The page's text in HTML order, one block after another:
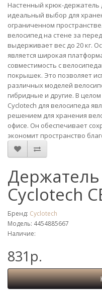
Настенный крюк-держатель
идеальный выбор для
ограниченном
велосипед на стене за
выдерживает вес до 20 кг.
является широкая
совместимость с
покрышек. Это позволяет
различных моделей
гибридные и другие. В
Cyclotech для велосипеда
решением для хранения
офисе. Он обеспечивает
экономит пространство
Cyclotech
Бренд: Cyclotech
Модель: 4454885667
Наличие:
831р.